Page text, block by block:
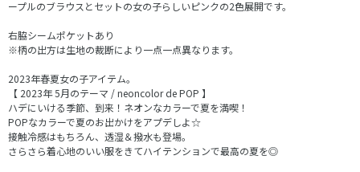
ープルのブラウスとセットの女の子らしいピンクの2色展開です。
右脇シームポケットあり
※柄の出方は生地の裁断により一点一点異なります。
2023年春夏女の子アイテム。
【 2023年 5月のテーマ / neoncolor de POP 】
ハデにいける季節、到来！ネオンなカラーで夏を満喫！
POPなカラーで夏のお出かけをアプデしよ☆
接触冷感はもちろん、透湿＆撥水も登場。
さらさら着心地のいい服をきてハイテンションで最高の夏を◎